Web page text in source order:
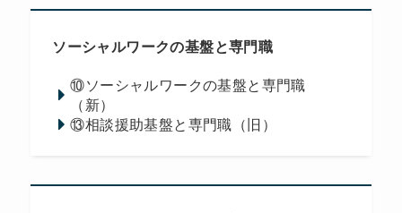
ソーシャルワークの基盤と専門職
⑩ソーシャルワークの基盤と専門職
（新）
⑬相談援助基盤と専門職（旧）